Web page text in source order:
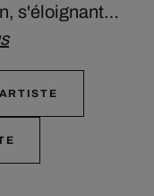
s'éloignant…